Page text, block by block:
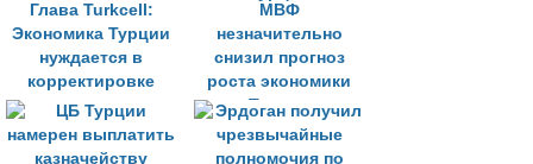
Глава Turkcell:
Экономика Турции
нуждается в
корректировке
МВФ
незначительно
снизил прогноз
роста экономики
Турции